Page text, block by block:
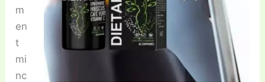
m
en
t
mi
nc